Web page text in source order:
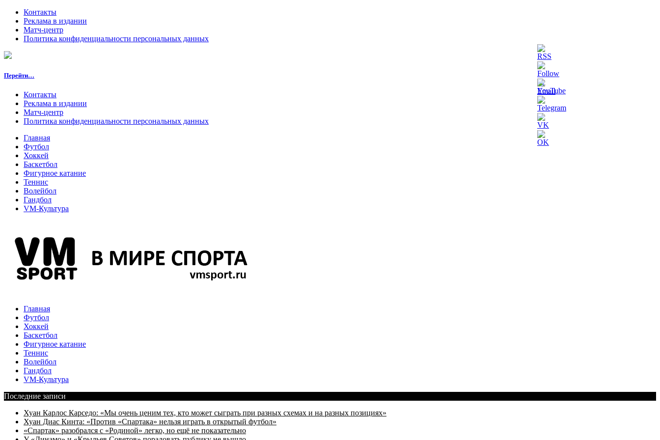
Контакты
Реклама в издании
Матч-центр
Политика конфиденциальности персональных данных
Перейти…
Контакты
Реклама в издании
Матч-центр
Политика конфиденциальности персональных данных
Главная
Футбол
Хоккей
Баскетбол
Фигурное катание
Теннис
Волейбол
Гандбол
VM-Культура
Главная
Футбол
Хоккей
Баскетбол
Фигурное катание
Теннис
Волейбол
Гандбол
VM-Культура
Последние записи
Хуан Карлос Карседо: «Мы очень ценим тех, кто может сыграть при разных схемах и на разных позициях»
Хуан Диас Кинта: «Против «Спартака» нельзя играть в открытый футбол»
«Спартак» разобрался с «Родиной» легко, но ещё не показательно